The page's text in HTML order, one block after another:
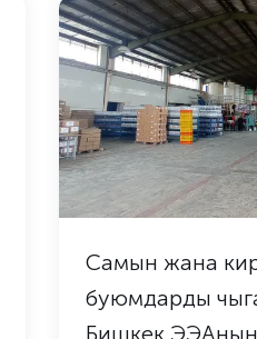
Самын жана
буюмдарды
Бишкек